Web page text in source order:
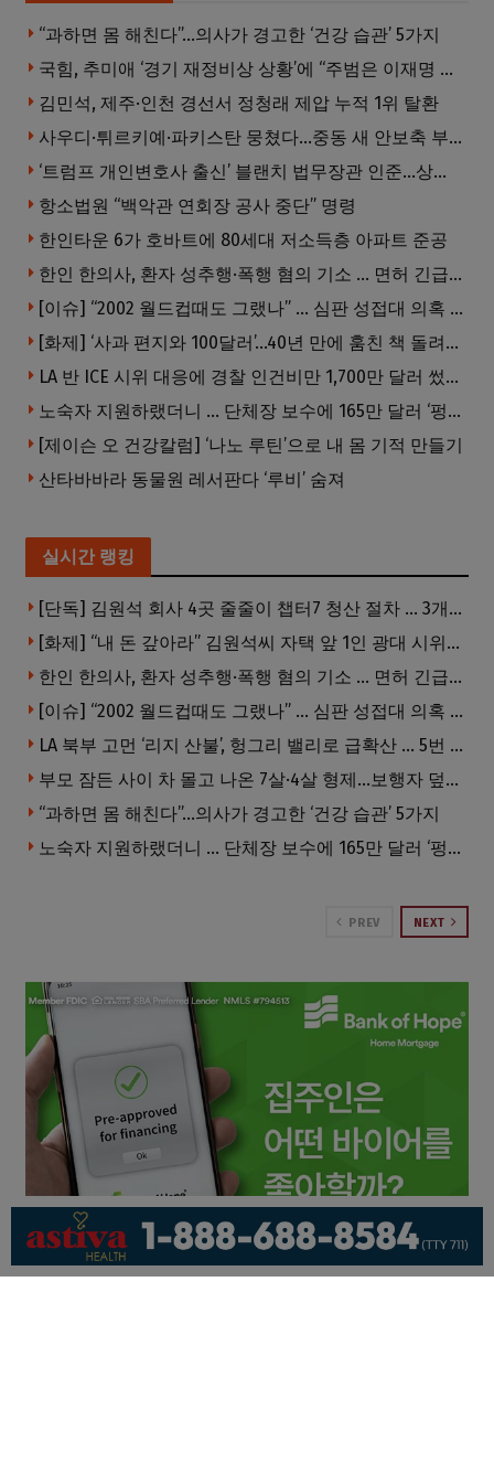
“과하면 몸 해친다”…의사가 경고한 ‘건강 습관’ 5가지
국힘, 추미애 ‘경기 재정비상 상황’에 “주범은 이재명 전 지사”
김민석, 제주·인천 경선서 정청래 제압 누적 1위 탈환
사우디·튀르키예·파키스탄 뭉쳤다…중동 새 안보축 부상하나
‘트럼프 개인변호사 출신’ 블랜치 법무장관 인준…상원 50대49 가결
항소법원 “백악관 연회장 공사 중단” 명령
한인타운 6가 호바트에 80세대 저소득층 아파트 준공
한인 한의사, 환자 성추행·폭행 혐의 기소 … 면허 긴급정지
[이슈] “2002 월드컵때도 그랬나” … 심판 성접대 의혹 해외로 일파만파, 4강 신화까지 불똥
[화제] ‘사과 편지와 100달러’…40년 만에 훔친 책 돌려준 절도범
LA 반 ICE 시위 대응에 경찰 인건비만 1,700만 달러 썼다.
노숙자 지원하랬더니 … 단체장 보수에 165만 달러 ‘펑펑’
[제이슨 오 건강칼럼] ‘나노 루틴’으로 내 몸 기적 만들기
산타바바라 동물원 레서판다 ‘루비’ 숨져
실시간 랭킹
[단독] 김원석 회사 4곳 줄줄이 챕터7 청산 절차 … 3개 법인 같은 날 동시 파산 신청
[화제] “내 돈 갚아라” 김원석씨 자택 앞 1인 광대 시위 … 한인 투자사, “108만 달러 못받아”
한인 한의사, 환자 성추행·폭행 혐의 기소 … 면허 긴급정지
[이슈] “2002 월드컵때도 그랬나” … 심판 성접대 의혹 해외로 일파만파, 4강 신화까지 불똥
LA 북부 고먼 ‘리지 산불’, 헝그리 밸리로 급확산 … 5번 Fwy 양방향 전면 폐쇄
부모 잠든 사이 차 몰고 나온 7살·4살 형제…보행자 덮쳐 중태
“과하면 몸 해친다”…의사가 경고한 ‘건강 습관’ 5가지
노숙자 지원하랬더니 … 단체장 보수에 165만 달러 ‘펑펑’
PREV NEXT